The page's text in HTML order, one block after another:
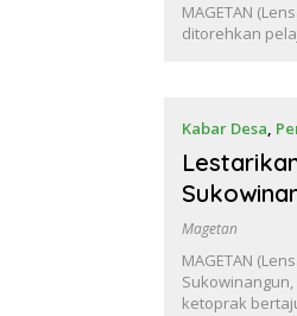
MAGETAN
ditorehkan
Kabar Desa,
Magetan
MAGETAN
ketoprak